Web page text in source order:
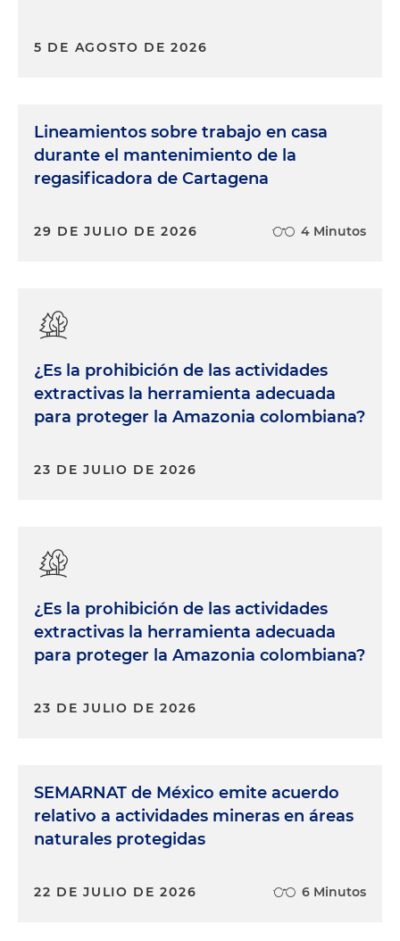
5 DE AGOSTO DE 2026
Lineamientos sobre trabajo en casa
durante el mantenimiento de la
regasificadora de Cartagena
29 DE JULIO DE 2026 4 Minutos
¿Es la prohibición de las actividades
extractivas la herramienta adecuada
para proteger la Amazonia colombiana?
23 DE JULIO DE 2026
¿Es la prohibición de las actividades
extractivas la herramienta adecuada
para proteger la Amazonia colombiana?
23 DE JULIO DE 2026
SEMARNAT de México emite acuerdo
relativo a actividades mineras en áreas
naturales protegidas
22 DE JULIO DE 2026 6 Minutos